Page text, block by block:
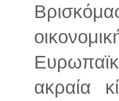
ακραία